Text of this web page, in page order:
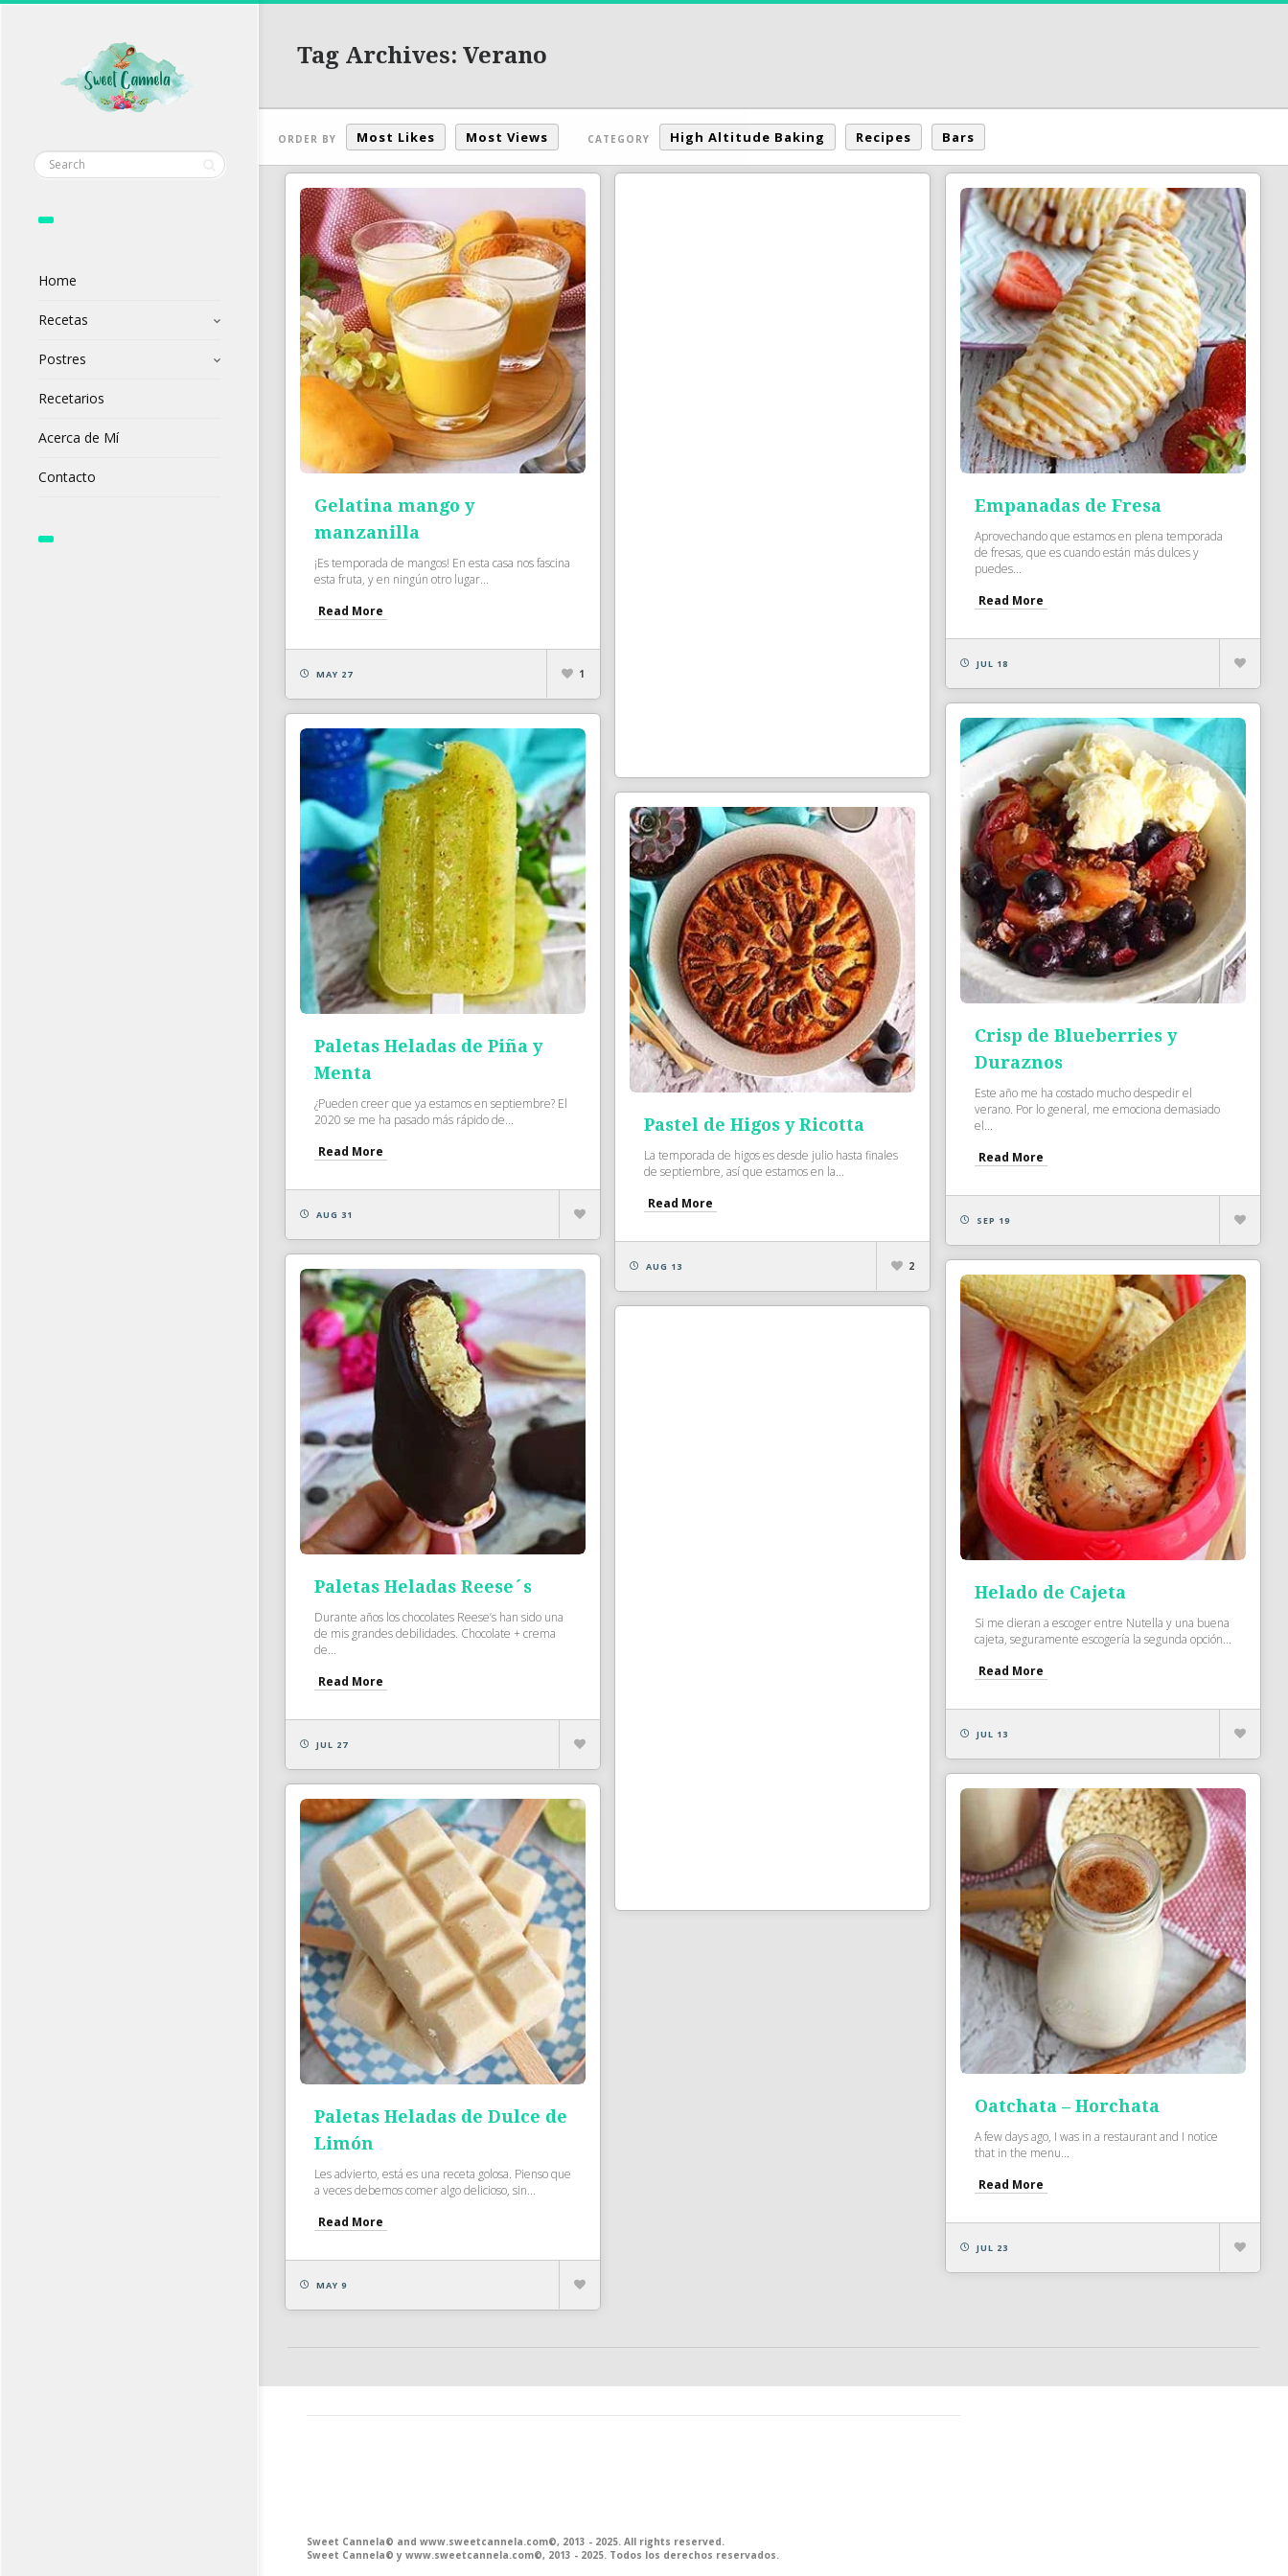
Home
Recetas
Postres
Recetarios
Acerca de Mí
Contacto
Tag Archives: Verano
ORDER BY Most Likes Most Views CATEGORY High Altitude Baking Recipes Bars
Gelatina mango y
manzanilla
¡Es temporada de mangos! En esta casa nos fascina
esta fruta, y en ningún otro lugar...
Read More
MAY 27 1
Empanadas de Fresa
Aprovechando que estamos en plena temporada
de fresas, que es cuando están más dulces y
puedes...
Read More
JUL 18
Crisp de Blueberries y
Duraznos
Este año me ha costado mucho despedir el
verano. Por lo general, me emociona demasiado
el...
Read More
SEP 19
Paletas Heladas de Piña y
Menta
¿Pueden creer que ya estamos en septiembre? El
2020 se me ha pasado más rápido de...
Read More
AUG 31
Pastel de Higos y Ricotta
La temporada de higos es desde julio hasta finales
de septiembre, así que estamos en la...
Read More
AUG 13 2
Paletas Heladas Reese´s
Durante años los chocolates Reese’s han sido una
de mis grandes debilidades. Chocolate + crema
de...
Read More
JUL 27
Helado de Cajeta
Si me dieran a escoger entre Nutella y una buena
cajeta, seguramente escogería la segunda opción...
Read More
JUL 13
Oatchata – Horchata
A few days ago, I was in a restaurant and I notice
that in the menu...
Read More
JUL 23
Paletas Heladas de Dulce de
Limón
Les advierto, está es una receta golosa. Pienso que
a veces debemos comer algo delicioso, sin...
Read More
MAY 9
Sweet Cannela© and www.sweetcannela.com©, 2013 - 2025. All rights reserved.
Sweet Cannela© y www.sweetcannela.com©, 2013 - 2025. Todos los derechos reservados.